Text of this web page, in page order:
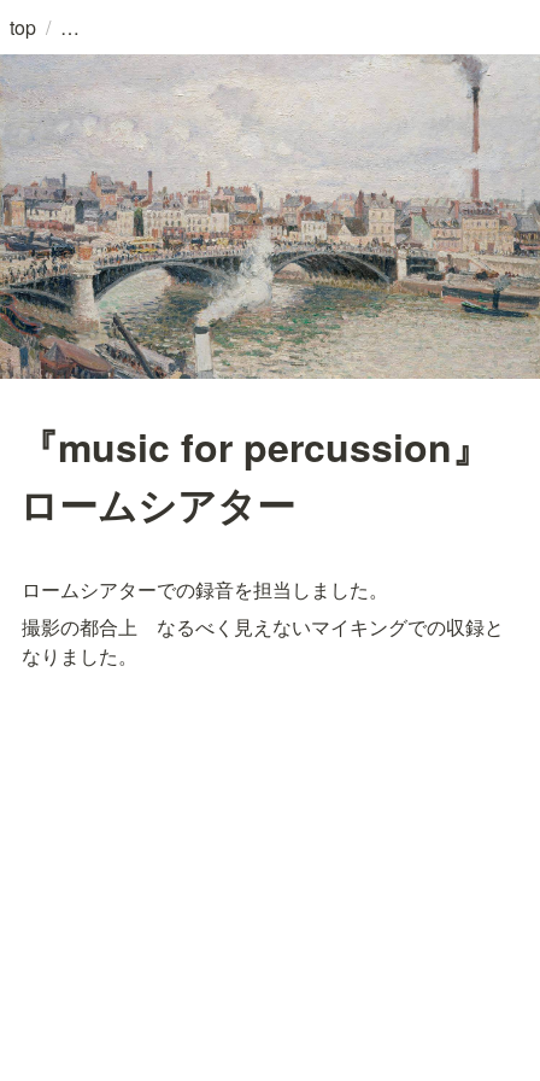
top /
『music for percussion』
ロームシアター
ロームシアターでの録音を担当しました。
撮影の都合上　なるべく見えないマイキングでの収録と
なりました。